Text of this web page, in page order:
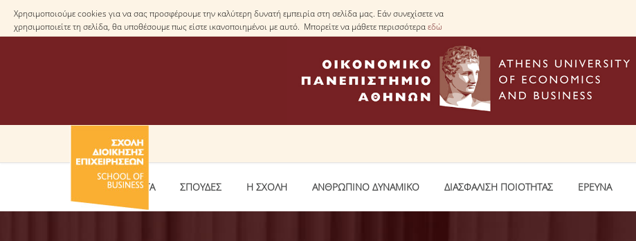
Χρησιμοποιούμε cookies για να σας προσφέρουμε την καλύτερη δυνατή εμπειρία στη σελίδα μας. Εάν συνεχίσετε να
χρησιμοποιείτε τη σελίδα, θα υποθέσουμε πως είστε ικανοποιημένοι με αυτό. Μπορείτε να μάθετε περισσότεραεδώ
ΕΠΙΚΑΙΡΟΤΗΤΑ ΣΠΟΥΔΕΣ Η ΣΧΟΛΗ ΑΝΘΡΩΠΙΝΟ ΔΥΝΑΜΙΚΟ ΔΙΑΣΦΑΛΙΣΗ ΠΟΙΟΤΗΤΑΣ ΕΡΕΥΝΑ